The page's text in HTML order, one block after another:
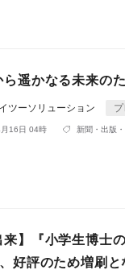
ら遥かなる未来の
ツーソリューション
16日 04時 新聞・出版
来】『小学生博士
好評のため増刷と